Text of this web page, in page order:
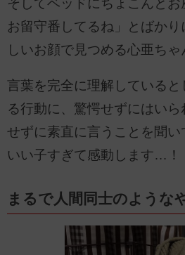
そしてベッドにちょこんと
お留守番してるね」とばか
しいお顔で見つめる心亜ちゃ
言葉を完全に理解している
る行動に、驚愕せずにはい
せずに素直に言うことを聞い
いい子すぎて感動します…！
まるで人間同士のような